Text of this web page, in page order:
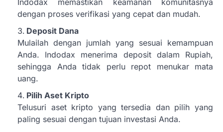
Indodax memastikan keamanan komunitasnya
dengan proses verifikasi yang cepat dan mudah.
Deposit Dana
Mulailah dengan jumlah yang sesuai kemampuan
Anda. Indodax menerima deposit dalam Rupiah,
sehingga Anda tidak perlu repot menukar mata
uang.
Pilih Aset Kripto
Telusuri aset kripto yang tersedia dan pilih yang
paling sesuai dengan tujuan investasi Anda.